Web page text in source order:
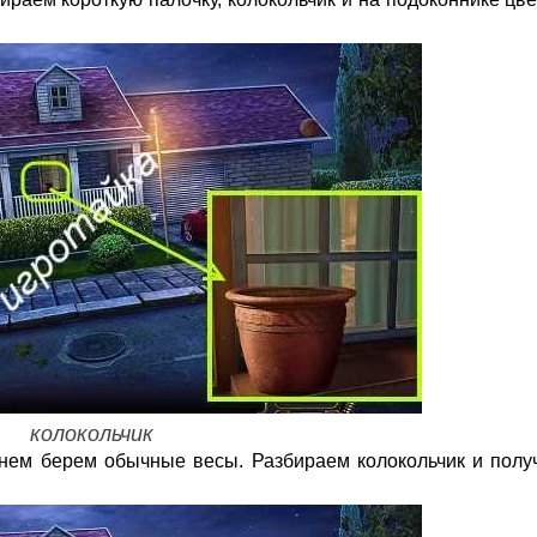
колокольчик
берем обычные весы. Разбираем колокольчик и